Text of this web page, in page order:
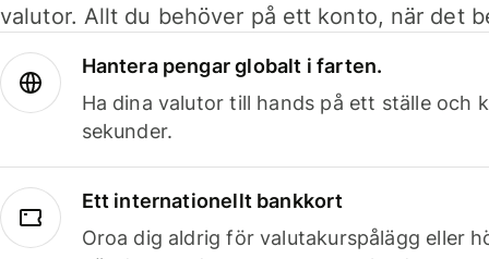
valutor. Allt du behöver på ett konto, när det
Hantera pengar globalt i farten.
Ha dina valutor till hands på ett ställe och
sekunder.
Ett internationellt bankkort
Oroa dig aldrig för valutakurspålägg eller